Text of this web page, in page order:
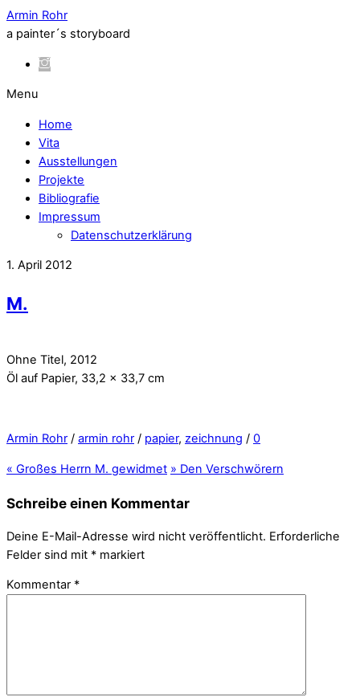
Armin Rohr
a painter´s storyboard
Menu
Home
Vita
Ausstellungen
Projekte
Bibliografie
Impressum
Datenschutzerklärung
1. April 2012
M.
Ohne Titel, 2012
Öl auf Papier, 33,2 x 33,7 cm
Armin Rohr / armin rohr / papier, zeichnung / 0
« Großes Herrn M. gewidmet » Den Verschwörern
Schreibe einen Kommentar
Deine E-Mail-Adresse wird nicht veröffentlicht. Erforderliche
Felder sind mit * markiert
Kommentar *